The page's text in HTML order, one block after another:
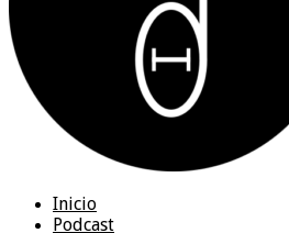
Inicio
Podcast